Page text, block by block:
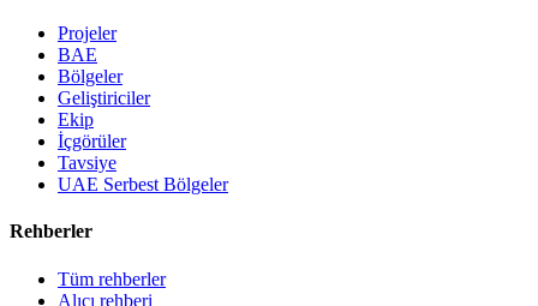
Projeler
BAE
Bölgeler
Geliştiriciler
Ekip
İçgörüler
Tavsiye
UAE Serbest Bölgeler
Rehberler
Tüm rehberler
Alıcı rehberi